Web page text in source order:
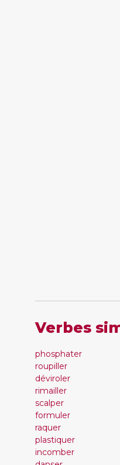
Verbes
phosphater
roupiller
déviroler
rimailler
scalper
formuler
raquer
plastiquer
incomber